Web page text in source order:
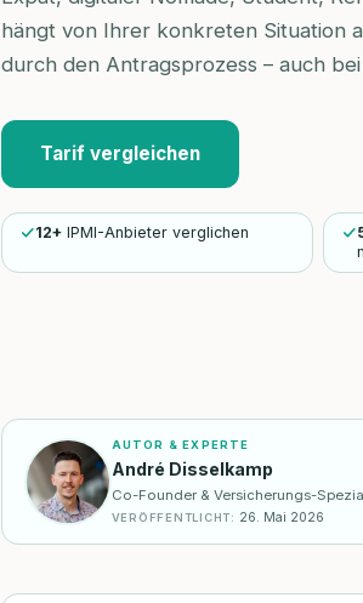
hängt von Ihrer konkreten Situation
durch den Antragsprozess – auch
Tarif vergleichen
12+ IPMI-Anbieter verglichen
AUTOR & EXPERTE
André Disselkamp
Co-Founder & Versicherungs-
VERÖFFENTLICHT: 26. Mai 2026